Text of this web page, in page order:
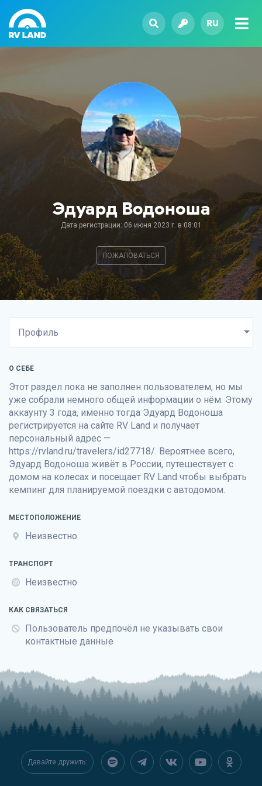
RU
Эдуард Водоноша
Дата регистрации: 06 июня 2023 г. в 08:01
ПОЖАЛОВАТЬСЯ
О СЕБЕ
Этот раздел пока не заполнен пользователем, но мы
уже собрали немного общей информации о нём. Этому
аккаунту 3 года, именно тогда Эдуард Водоноша
регистрируется на сайте RV Land и получает
персональный адрес —
https://rvland.ru/travelers/id27718/. Вероятнее всего,
Эдуард Водоноша живёт в России, путешествует с
домом на колесах и посещает RV Land чтобы выбрать
кемпинг для планируемой поездки с автодомом.
МЕСТОПОЛОЖЕНИЕ
Неизвестно
ТРАНСПОРТ
Неизвестно
КАК СВЯЗАТЬСЯ
Пользователь предпочёл не указывать свои
контактные данные
Давайте дружить: